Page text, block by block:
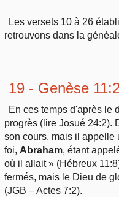
Les versets 10 à 26
retrouvons dans la
19 - Genèse
En ces temps d'après le
progrès (lire Josué 24:2).
son cours, mais il appelle
foi, Abraham, étant
où il allait » (Hébreux
fermés, mais le Dieu de
(JGB – Actes 7:2).